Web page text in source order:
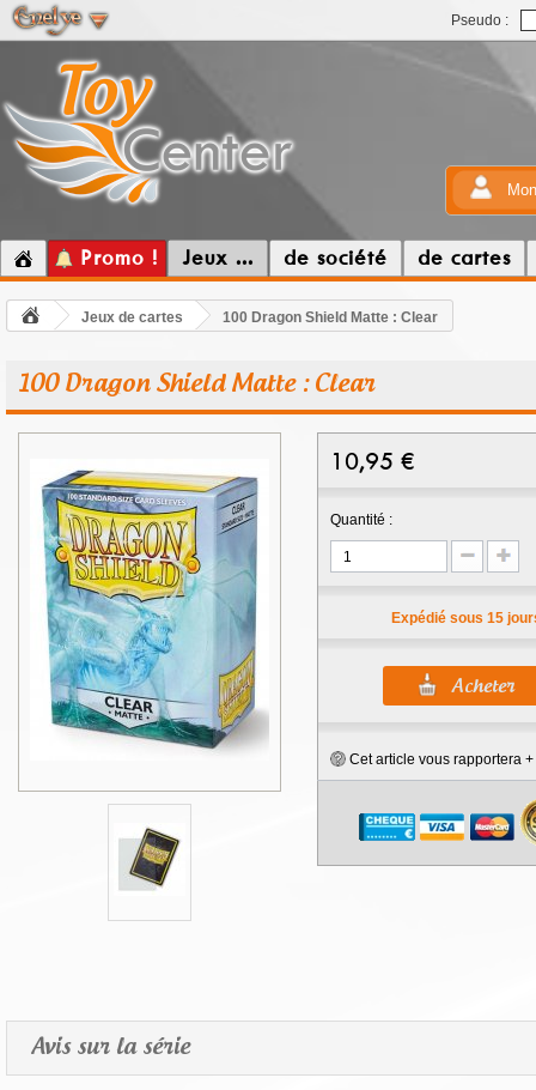
Pseudo :
Promo ! Jeux ... de société de cartes
Jeux de cartes 100 Dragon Shield Matte : Clear
100 Dragon Shield Matte : Clear
10,95 €
Quantité :
Expédié sous 15
Cet article vous rapportera +
Avis sur la série